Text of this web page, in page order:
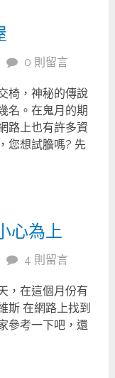
0 則留言
椅，神秘的傳說
名。在鬼月的期
路上也有許多資
您想試膽嗎? 先
心為上
4 則留言
，在這個月份有
斯 在網路上找到
參考一下吧，還